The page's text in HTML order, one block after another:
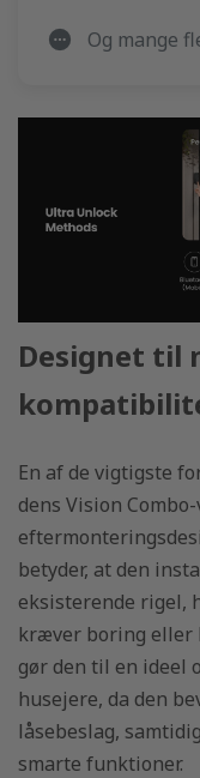
Og mange
Designet til
En af de vigtigste
dens Vision
betyder, at den
eksisterende rigel,
kræver boring eller
gør den til en ideel
husejere, da den
låsebeslag,
smarte funktioner.